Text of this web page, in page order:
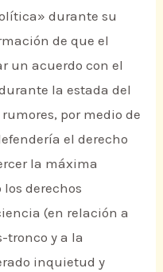
durante su
de que el
un acuerdo con el
la estada del
por medio de
el derecho
la máxima
derechos
(en relación a
tronco y a la
inquietud y